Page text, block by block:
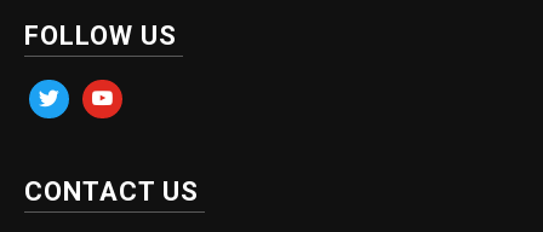
FOLLOW US
twitter youtube
CONTACT US